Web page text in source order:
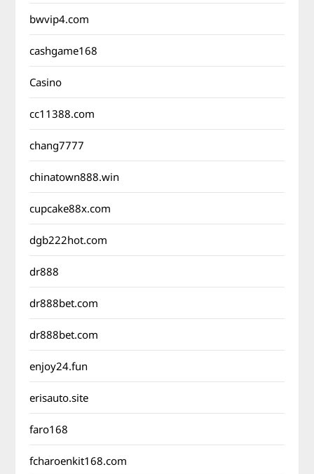
bwvip4.com
cashgame168
Casino
cc11388.com
chang7777
chinatown888.win
cupcake88x.com
dgb222hot.com
dr888
dr888bet.com
dr888bet.com
enjoy24.fun
erisauto.site
faro168
fcharoenkit168.com